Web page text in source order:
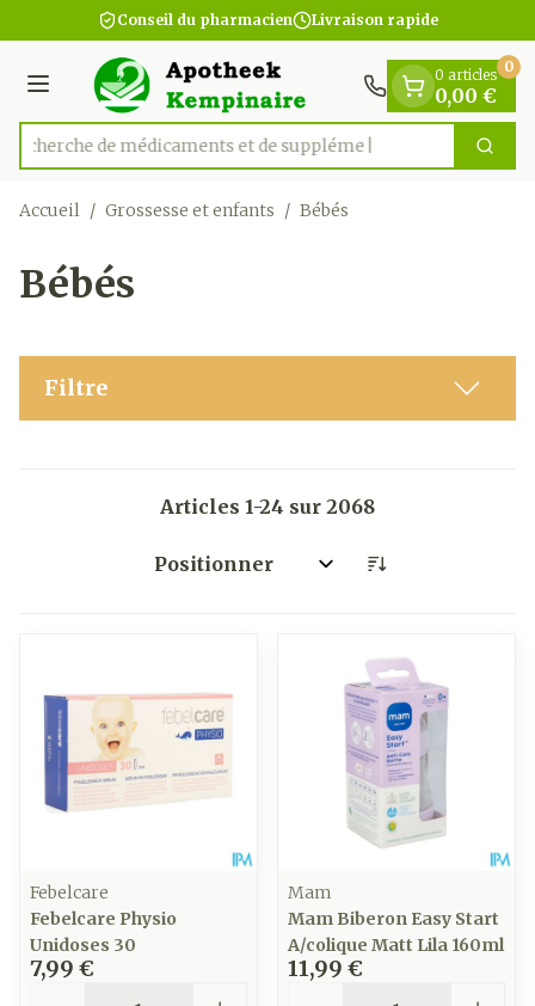
Aller au contenu
1 de 1
Conseil du pharmacien Livraison rapide
Menu
Rechercher
Recherche de médicame
0 articles
0,00 €
0
Accueil / Grossesse et enfants / Bébés
Bébés
Filtre
Articles 1-24 sur 2068
Trier par:
Febelcare
Febelcare Physio
Unidoses 30
7,99 €
Mam
Mam Biberon Easy Start
A/colique Matt Lila 160ml
11,99 €